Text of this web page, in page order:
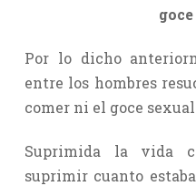
Por lo dicho
entre los hombres
comer ni el goce sexual.
Suprimida la vida
suprimir cuanto